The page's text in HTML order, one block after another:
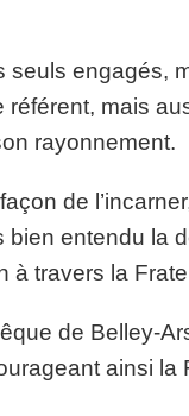
engagés,
référent, mais
rayonnement.
de
entendu la
à travers la
de Belley-
ainsi la